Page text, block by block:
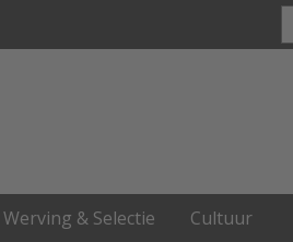
Werving & Selectie
Cultuur